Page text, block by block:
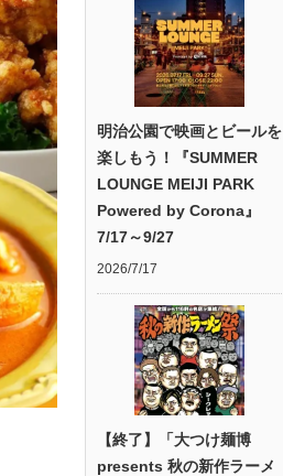
明治公園で映画とビールを
楽しもう！『SUMMER
LOUNGE MEIJI PARK
Powered by Corona』
7/17～9/27
2026/7/17
【終了】「大つけ麺博
presents 秋の新作ラーメ